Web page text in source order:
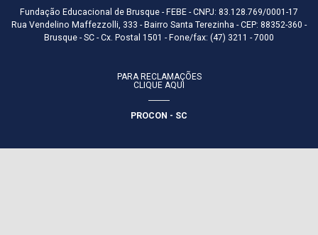
Fundação Educacional de Brusque - FEBE - CNPJ: 83.128.769/0001-17
Rua Vendelino Maffezzolli, 333 - Bairro Santa Terezinha - CEP: 88352-360 -
Brusque - SC - Cx. Postal 1501 - Fone/fax: (47) 3211 - 7000
PARA RECLAMAÇÕES
CLIQUE AQUI
PROCON - SC